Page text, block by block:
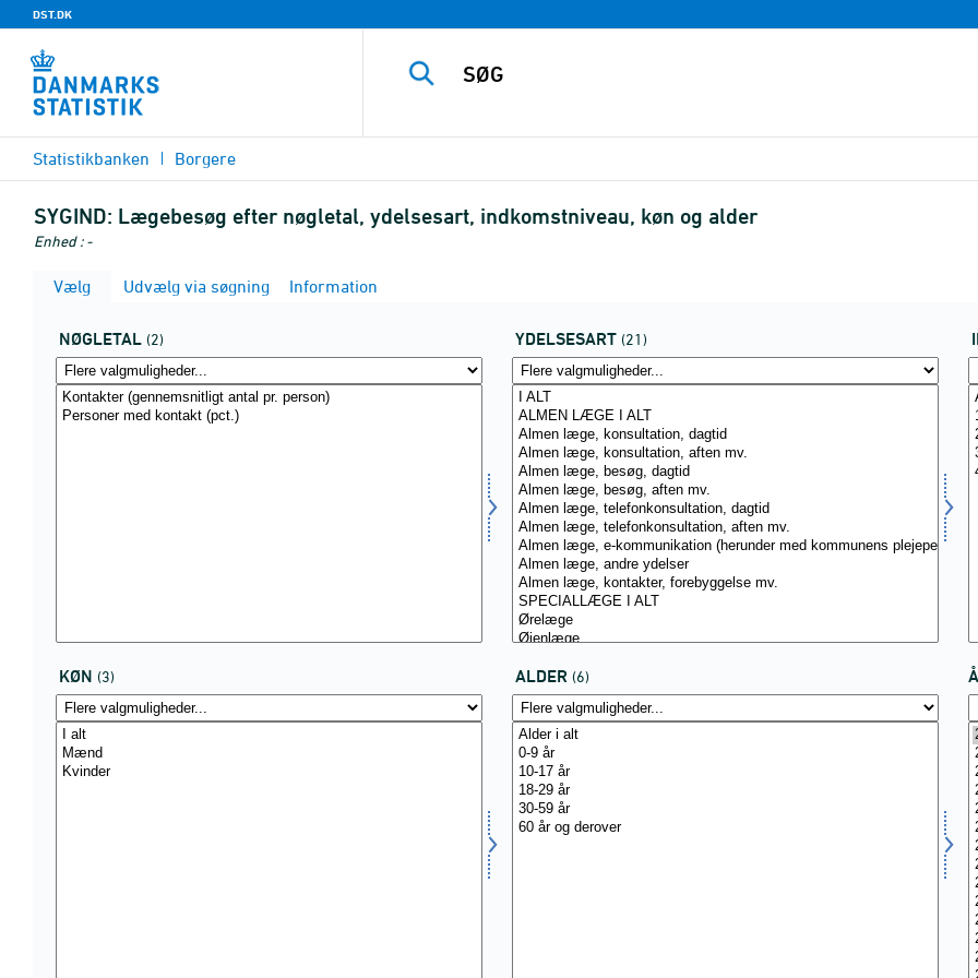
DST.DK
Statistikbanken Borgere
SYGIND: Lægebesøg efter nøgletal, ydelsesart, indkomstniveau, køn og alder
Enhed : -
Vælg Udvælg via søgning Information
NØGLETAL (2) YDELSESART (21)
KØN (3) ALDER (6)